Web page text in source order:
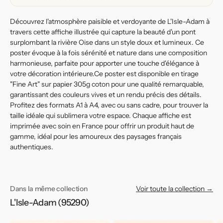
l&#39;Oisel&#39;Oise
Découvrez l'atmosphère paisible et verdoyante de L'Isle-Adam à
travers cette affiche illustrée qui capture la beauté d'un pont
surplombant la rivière Oise dans un style doux et lumineux. Ce
poster évoque à la fois sérénité et nature dans une composition
harmonieuse, parfaite pour apporter une touche d'élégance à
votre décoration intérieure.Ce poster est disponible en tirage
"Fine Art" sur papier 305g coton pour une qualité remarquable,
garantissant des couleurs vives et un rendu précis des détails.
Profitez des formats A1 à A4, avec ou sans cadre, pour trouver la
taille idéale qui sublimera votre espace. Chaque affiche est
imprimée avec soin en France pour offrir un produit haut de
gamme, idéal pour les amoureux des paysages français
authentiques.
Dans la même collection
L'Isle-Adam (95290)
Voir toute la collection →